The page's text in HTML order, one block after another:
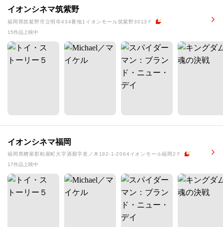
イオンシネマ筑紫野
福岡県筑紫野市立明寺434番地1イオンモール筑紫野3013Ｆ
15作品上映中
イオンシネマ福岡
福岡県糟屋郡粕屋町大字酒殿字老ノ木192-1-2064イオンモール福岡2Ｆ
17作品上映中